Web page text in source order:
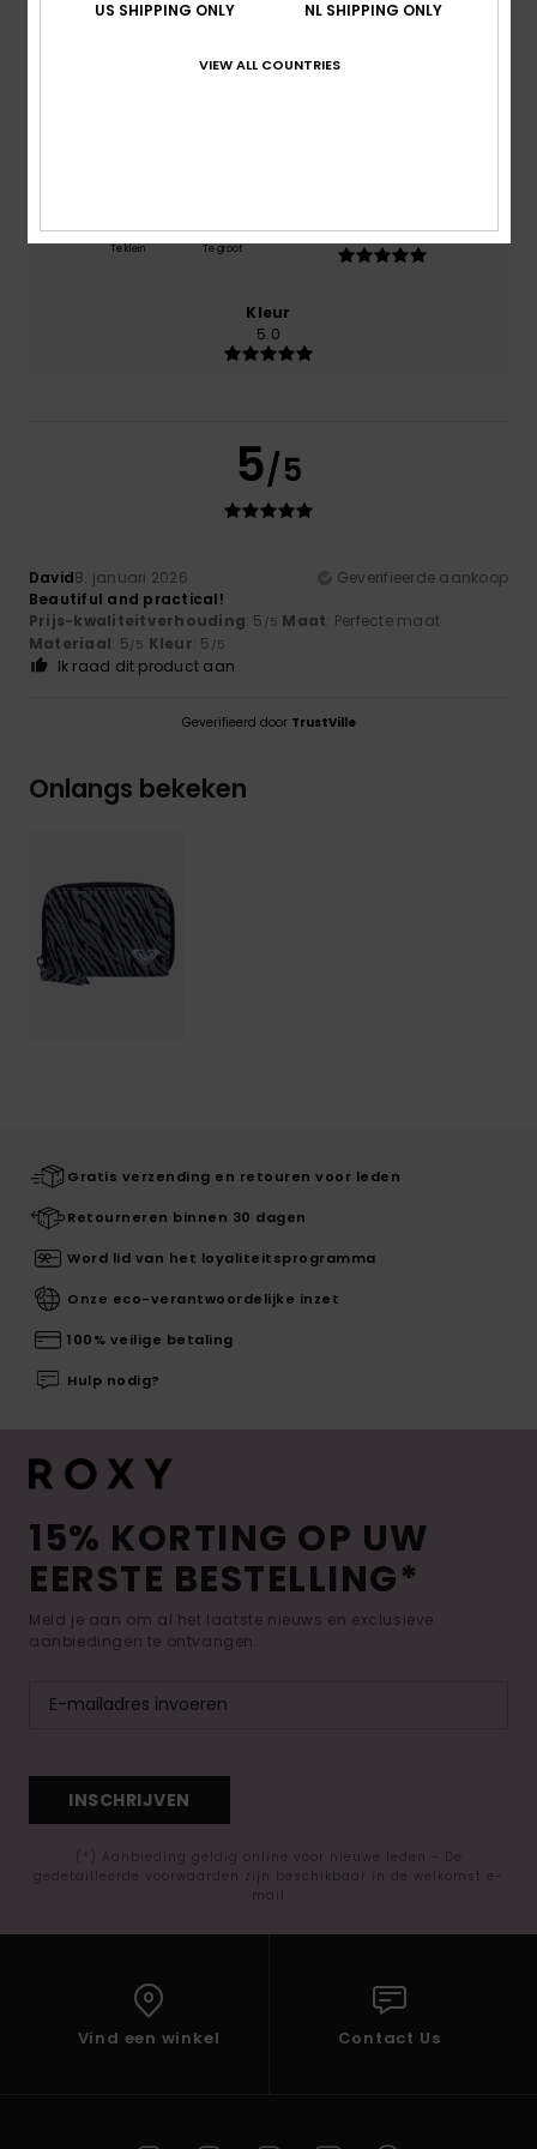
Comfort
Te klein Te groot
5.0
Kleur
5.0
5/5
David8. januari 2026
Geverifieerde aankoop
Beautiful and practical!
Prijs-kwaliteitverhouding: 5 /5 Maat: Perfecte maat
Materiaal: 5/5 Kleur: 5 /5
Ik raad dit product aan
Geverifieerd door TrustVille
Onlangs bekeken
Gratis verzending en retouren voor leden
Retourneren binnen 30 dagen
Word lid van het loyaliteitsprogramma
Onze eco-verantwoordelijke inzet
100% veilige betaling
Hulp nodig?
15% KORTING OP UW
EERSTE BESTELLING*
Meld je aan om al het laatste nieuws en exclusieve
aanbiedingen te ontvangen.
INSCHRIJVEN
(*) Aanbieding geldig online voor nieuwe leden - De
gedetailleerde voorwaarden zijn beschikbaar in de welkomst e-
mail
Vind een winkel Contact Us
US SHIPPING ONLY NL SHIPPING ONLY
VIEW ALL COUNTRIES